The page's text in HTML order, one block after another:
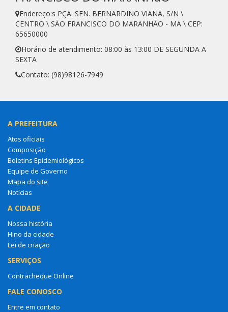
Endereço:s PÇA. SEN. BERNARDINO VIANA, S/N \
CENTRO \ SÃO FRANCISCO DO MARANHÃO - MA \ CEP:
65650000
Horário de atendimento: 08:00 às 13:00 DE SEGUNDA A
SEXTA
Contato: (98)98126-7949
A PREFEITURA
Atos oficiais
Composição
Boletins Epidemiológicos
Equipe de Governo
Mapa do site
Notícias
A CIDADE
Nossa história
Hino da cidade
Lei de criação
SERVIÇOS
Contracheque Online
FALE CONOSCO
Entre em contato